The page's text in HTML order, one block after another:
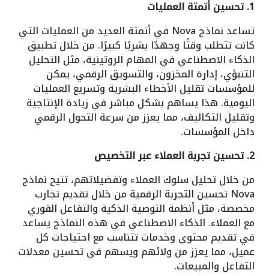
1. تحسين أتمتة العمليات
تساعد نماذج Nova في أتمتة العديد من العمليات التي
كانت تتطلب وقتًا وجهدًا بشريًا كبيرًا. من خلال تطبيق
الذكاء الاصطناعي في المهام الروتينية، مثل التحليل
التنبؤي، إدارة المخزون، والتسويق الرقمي، يمكن
للمؤسسات تقليل الأخطاء البشرية وتسريع العمليات
اليومية. هذا يساهم بشكل مباشر في زيادة الإنتاجية
وتقليل التكاليف، مما يعزز من سرعة التحول الرقمي
داخل المؤسسات.
2. تحسين تجربة العملاء عبر التخصيص
من خلال تحليل سلوك العملاء وتفضيلاتهم، تتيح نماذج
Nova تحسين التجربة الرقمية من خلال تقديم تجارب
مخصصة، مثل أنظمة التوصية الذكية والتفاعل الفوري
مع العملاء. الذكاء الاصطناعي في هذه النماذج يساعد
في تقديم محتوى وخدمات تتناسب مع احتياجات كل
عميل، مما يعزز من ولائهم ويسهم في تحسين معدلات
التفاعل والمبيعات.